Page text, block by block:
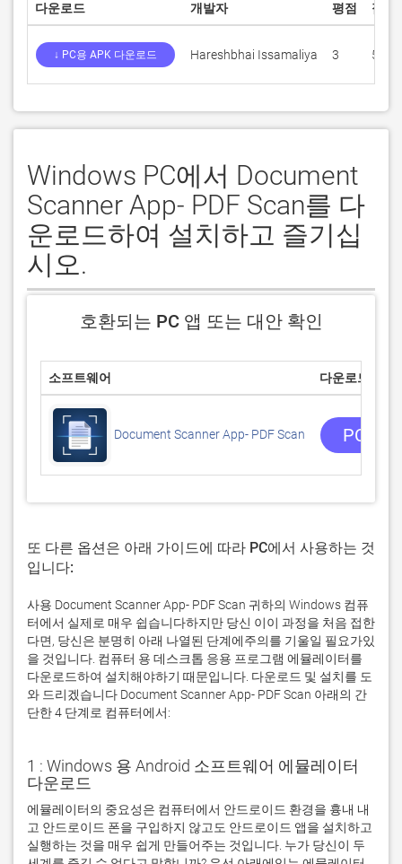
다운로드 개발자 평점 점수
↓ PC용 APK 다운로드 Hareshbhai Issamaliya 3 5
Windows PC에서 Document
Scanner App- PDF Scan를 다
운로드하여 설치하고 즐기십
시오.
호환되는 PC 앱 또는 대안 확인
소프트웨어 다운로드
Document Scanner App- PDF Scan PC 앱
또 다른 옵션은 아래 가이드에 따라 PC에서 사용하는 것
입니다:
사용 Document Scanner App- PDF Scan 귀하의 Windows 컴퓨
터에서 실제로 매우 쉽습니다하지만 당신 이이 과정을 처음 접한
다면, 당신은 분명히 아래 나열된 단계에주의를 기울일 필요가있
을 것입니다. 컴퓨터 용 데스크톱 응용 프로그램 에뮬레이터를
다운로드하여 설치해야하기 때문입니다. 다운로드 및 설치를 도
와 드리겠습니다 Document Scanner App- PDF Scan 아래의 간
단한 4 단계로 컴퓨터에서:
1 : Windows 용 Android 소프트웨어 에뮬레이터
다운로드
에뮬레이터의 중요성은 컴퓨터에서 안드로이드 환경을 흉내 내
고 안드로이드 폰을 구입하지 않고도 안드로이드 앱을 설치하고
실행하는 것을 매우 쉽게 만들어주는 것입니다. 누가 당신이 두